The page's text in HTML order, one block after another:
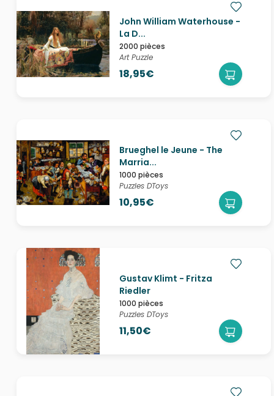
John William Waterhouse -
La D...
2000 pièces
Art Puzzle
18,95€
Brueghel le Jeune - The
Marria...
1000 pièces
Puzzles DToys
10,95€
Gustav Klimt - Fritza
Riedler
1000 pièces
Puzzles DToys
11,50€